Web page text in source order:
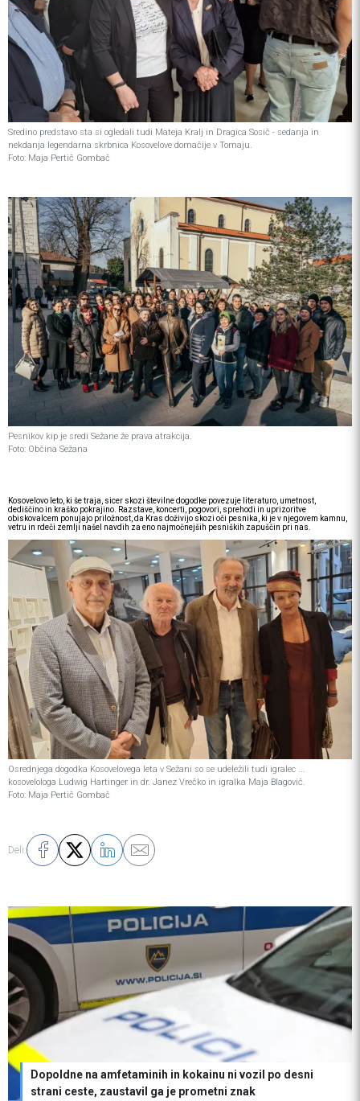
Sredino predstavo sta si ogledali tudi Mateja Kralj in Dragica Sosič - sedanja in
nekdanja legendarna skrbnica Kosovelove domačije v Tomaju.
Foto: Maja Pertič Gombač
Pesnikov kip je sredi Sežane že prava atrakcija.
Foto: Občina Sežana
Kosovelovo leto, ki še traja, sicer skozi številne dogodke povezuje literaturo, umetnost,
dediščino in kraško pokrajino. Razstave, koncerti, pogovori, sprehodi in uprizoritve
obiskovalcem ponujajo priložnost, da Kras doživijo skozi oči pesnika, ki je v njegovem kamnu,
vetru in rdeči zemlji našel navdih za eno najmočnejših pesniških zapuščin pri nas.
Osrednjega dogodka Kosovelovega leta v Sežani so se udeležili tudi igralec ...
kosovelologa Ludwig Hartinger in dr. Janez Vrečko in igralka Maja Blagovič.
Foto: Maja Pertič Gombač
Deli:
Jambrek zanika, da bi pisal ustavno obtožbo proti
predsednici